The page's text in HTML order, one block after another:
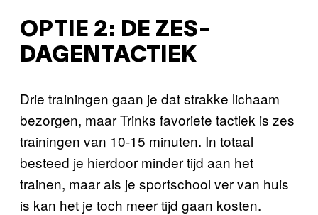
OPTIE 2: DE ZES-
DAGENTACTIEK
Drie trainingen gaan je dat strakke lichaam
bezorgen, maar Trinks favoriete tactiek is zes
trainingen van 10-15 minuten. In totaal
besteed je hierdoor minder tijd aan het
trainen, maar als je sportschool ver van huis
is kan het je toch meer tijd gaan kosten.